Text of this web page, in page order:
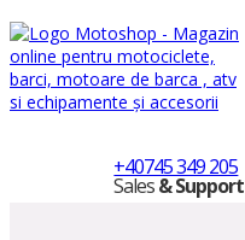
+40745 349 205
Sales& Support